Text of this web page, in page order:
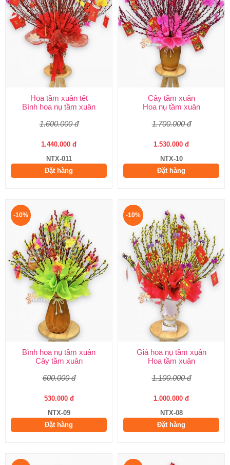
Hoa tầm xuân tết
Bình hoa nụ tầm xuân
1.600.000 đ
1.440.000 đ
NTX-011
Đặt hàng
Cây tầm xuân
Hoa nụ tầm xuân
1.700.000 đ
1.530.000 đ
NTX-10
Đặt hàng
-10%
Bình hoa nụ tầm xuân
Cây tầm xuân
600.000 đ
530.000 đ
NTX-09
Đặt hàng
-10%
Giá hoa nụ tầm xụân
Hoa tầm xuân
1.100.000 đ
1.000.000 đ
NTX-08
Đặt hàng